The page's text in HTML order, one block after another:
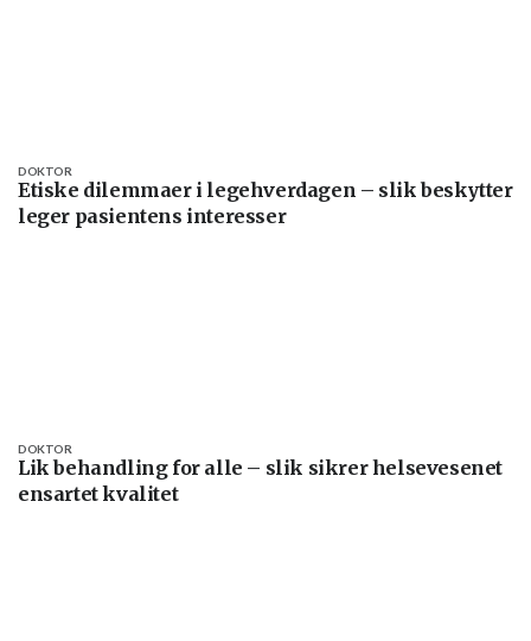
Etiske dilemmaer i legehverdagen – slik beskytter
leger pasientens interesser
DOKTOR
Lik behandling for alle – slik sikrer helsevesenet
ensartet kvalitet
DOKTOR